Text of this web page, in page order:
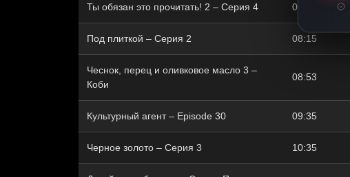
Ты обязан это прочитать! 2 – Серия 4 07:38
Под плиткой – Серия 2 08:15
Чеснок, перец и оливковое масло 3 –
Коби
08:53
Культурный агент – Episode 30 09:35
Черное золото – Серия 3 10:35